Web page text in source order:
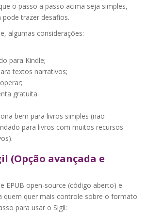
o passo a passo acima seja simples,
trazer desafios.
algumas considerações:
para Kindle;
textos narrativos;
gratuita.
bem para livros simples (não
para livros com muitos recursos
(Opção avançada e
EPUB open-source (código aberto) e
quem quer mais controle sobre o formato.
para usar o Sigil: